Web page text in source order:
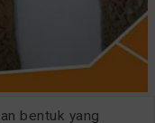
bentuk yang